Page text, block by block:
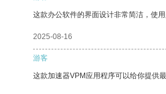
这款办公软件的界面设计非常简洁，使
2025-08-16
游客
这款加速器VPM应用程序可以给你提供